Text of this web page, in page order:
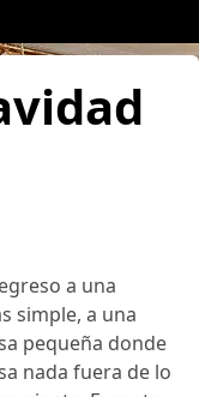
a una
simple, a una
pequeña donde
nada fuera de lo